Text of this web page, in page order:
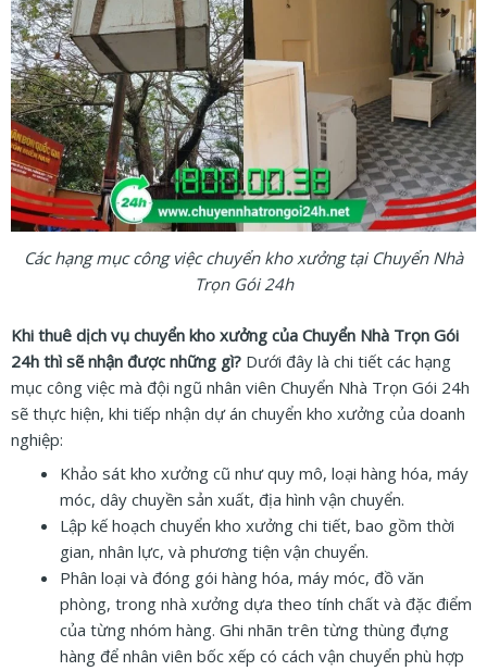
Các hạng mục công việc chuyển kho xưởng tại Chuyển Nhà
Trọn Gói 24h
Khi thuê dịch vụ chuyển kho xưởng của Chuyển Nhà Trọn Gói
24h thì sẽ nhận được những gì? Dưới đây là chi tiết các hạng
mục công việc mà đội ngũ nhân viên Chuyển Nhà Trọn Gói 24h
sẽ thực hiện, khi tiếp nhận dự án chuyển kho xưởng của doanh
nghiệp:
Khảo sát kho xưởng cũ như quy mô, loại hàng hóa, máy
móc, dây chuyền sản xuất, địa hình vận chuyển.
Lập kế hoạch chuyển kho xưởng chi tiết, bao gồm thời
gian, nhân lực, và phương tiện vận chuyển.
Phân loại và đóng gói hàng hóa, máy móc, đồ văn
phòng, trong nhà xưởng dựa theo tính chất và đặc điểm
của từng nhóm hàng. Ghi nhãn trên từng thùng đựng
hàng để nhân viên bốc xếp có cách vận chuyển phù hợp